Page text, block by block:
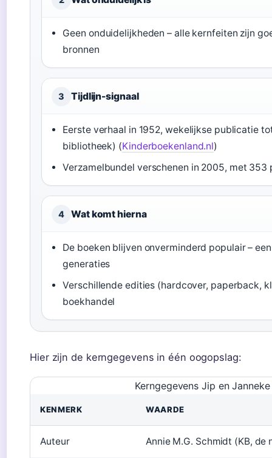
Geen onduidelijkheden – alle kernfeiten zijn
bronnen
3 Tijdlijn-signaal
Eerste verhaal in 1952, wekelijkse publicatie
bibliotheek) (Kinderboekenland.nl)
Verzamelbundel verschenen in 2005, met 353
4 Wat komt hierna
De boeken blijven onverminderd populair –
generaties
Verschillende edities (hardcover, paperback,
boekhandel
Hier zijn de kerngegevens in één oogopslag:
Kerngegevens Jip en Janneke
KENMERK WAARDE
Auteur Annie M.G. Schmidt (KB,